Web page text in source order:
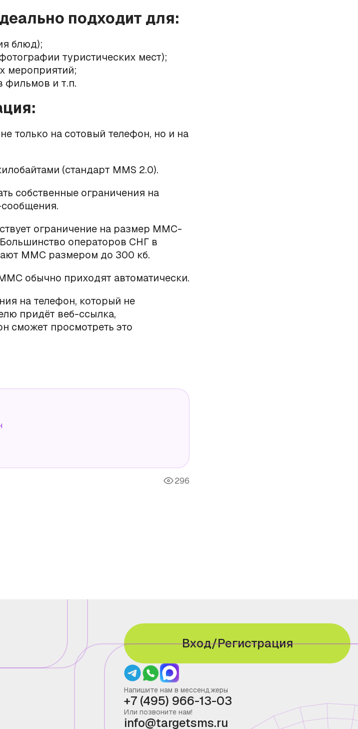
подходит для:
блюд);
туристических мест);
мероприятий;
фильмов и т.п.
только на сотовый телефон, но и на
(стандарт MMS 2.0).
собственные ограничения на
ограничение на размер ММС-
операторов СНГ в
ММС размером до 300 кб.
обычно приходят автоматически.
на телефон, который не
придёт веб-ссылка,
сможет просмотреть это
296
Вход/Регистрация
Напишите нам в мессенджеры
+7 (495) 966-13-03
Или позвоните нам!
info@targetsms.ru